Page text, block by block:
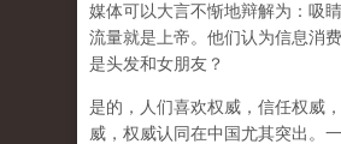
媒体可以大言不惭地辩解为：吸睛
流量就是上帝。他们认为信息消
是头发和女朋友？
是的，人们喜欢权威，信任权威
威，权威认同在中国尤其突出。